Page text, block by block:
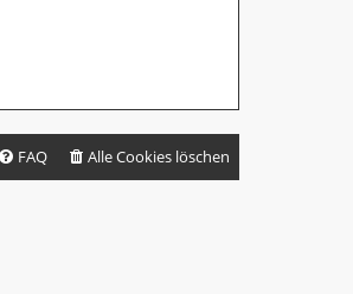
Alle Cookies löschen
FAQ